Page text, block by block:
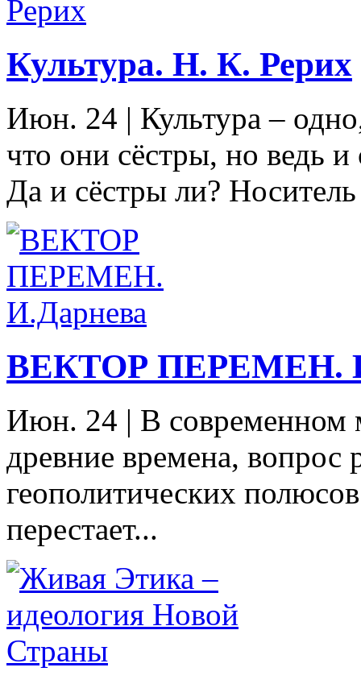
Культура. Н. К. Рерих
Июн. 24 | Культура –
что они сёстры, но ведь и
Да и сёстры ли?
ВЕКТОР ПЕРЕМЕН.
Июн. 24 | В современном
древние времена, вопрос
геополитических
перестает...